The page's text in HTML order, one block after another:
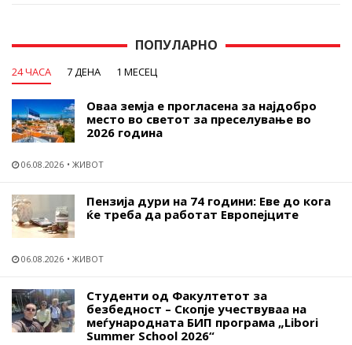
ПОПУЛАРНО
24 ЧАСА 7 ДЕНА 1 МЕСЕЦ
Оваа земја е прогласена за најдобро
место во светот за преселување во
2026 година
06.08.2026 ЖИВОТ
Пензија дури на 74 години: Еве до кога
ќе треба да работат Европејците
06.08.2026 ЖИВОТ
Студенти од Факултетот за
безбедност – Скопје учествуваа на
меѓународната БИП програма „Libori
Summer School 2026“